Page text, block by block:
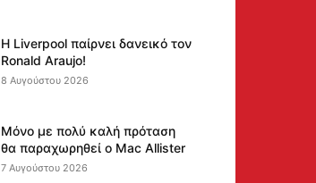
Η Liverpool παίρνει δανεικό τον
Ronald Araujo!
8 Αυγούστου 2026
Μόνο με πολύ καλή πρόταση
θα παραχωρηθεί ο Mac Allister
7 Αυγούστου 2026